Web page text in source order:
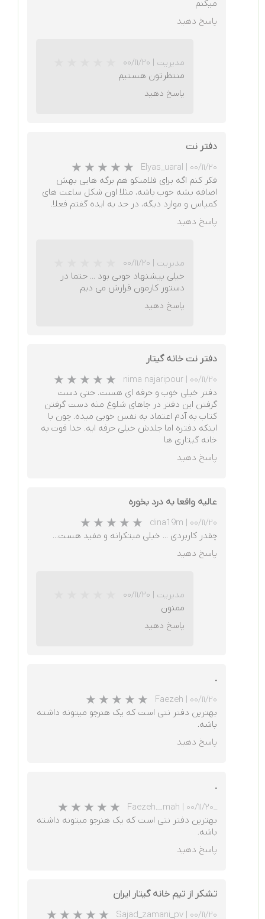
★★★★★
★
★
میکنم
پاسخ دهید
مدیریت | ۰۰/۱۱/۲۰
★ ★★
منتظرتون هستیم
پاسخ دهید
دفتر نت
Elyas_uaral | ۰۰/۱۱/۲۰
فکر کنم اگه برای فلامنکو هم برگه هایی بهش
اضافه بشه خوب باشه، مثلا اون شکل ساعت های
کمپاس و موارد دیگه، در حد یه ایده گفتم فعلا.
پاسخ دهید
مدیریت | ۰۰/۱۱/۲۰
خیلی پیشنهاد خوبی بود ... حتما در
دستور کارمون قرارش می دیم
پاسخ دهید
دفتر نت خانه گیتار
nima najaripour | ۰۰/۱۱/۲۰
دفتر خیلی خوب و حرفه ای هست. حتی دست
گرفتن این دفتر در جاهای شلوغ مثه دست گرفتن
کتاب به آدم اعتماد به نفس خوبی میده. چون با
اینکه دفتره اما جلدش خیلی حرفه ایه. خدا قوت به
خانه گیتاری ها
پاسخ دهید
عالیه واقعا به درد بخوره
dina19m | ۰۰/۱۱/۲۰
چقدر کاربردی ... خیلی مبتکرانه و مفید هست...
پاسخ دهید
مدیریت | ۰۰/۱۱/۲۰
ممنون
پاسخ دهید
.
Faezeh | ۰۰/۱۱/۲۰
بهترین دفتر نتی است که یک هنرجو میتونه داشته
باشه.
پاسخ دهید
.
_Faezeh._.mah
| ۰۰/۱۱/۲۰
بهترین دفتر نتی است که یک هنرجو میتونه داشته
باشه.
پاسخ دهید
تشکر از تیم خانه گیتار ایران
Sajad_zamani_pv | ۰۰/۱۱/۲۰